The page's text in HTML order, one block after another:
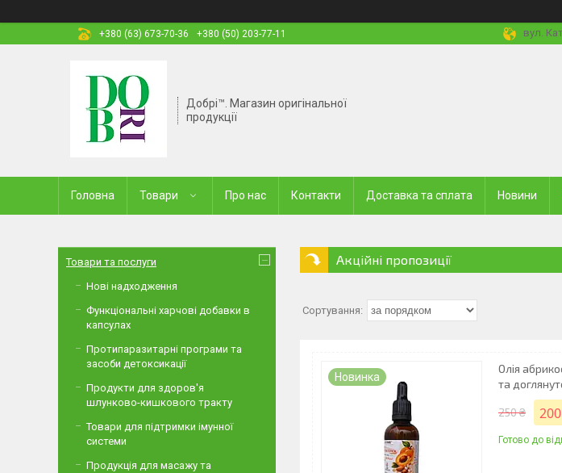
+380 (63) 673-70-36
+380 (50) 203-77-11 вул.
Добрі™. Магазин оригінальної
продукції
Головна Товари Про нас Контакти Доставка та сплата Новини
Акційні пропозиції
Новинка
Олія
та
250 ₴
Готово до
Товари та послуги
Нові надходження
Функціональні харчові добавки в
капсулах
Протипаразитарні програми та
засоби детоксикації
Продукти для здоров'я
шлунково-кишкового тракту
Товари для підтримки імунної
системи
Продукція для масажу та